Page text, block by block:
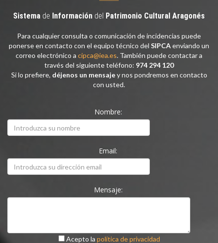
Sistema de Información del Patrimonio Cultural Aragonés
Para cualquier consulta o comunicación de incidencias puede
ponerse en contacto con el equipo técnico del SIPCAenviando un
correo electrónico a cipca@iea.es. También puede contactar a
través del siguiente teléfono: 974 294 120
Si lo prefiere, déjenos un mensajey nos pondremos en contacto
con usted.
Nombre:
Email:
Mensaje:
Acepto la política de privacidad